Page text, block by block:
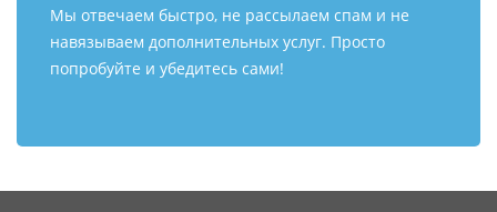
Мы отвечаем быстро, не рассылаем спам и не
навязываем дополнительных услуг. Просто
попробуйте и убедитесь сами!